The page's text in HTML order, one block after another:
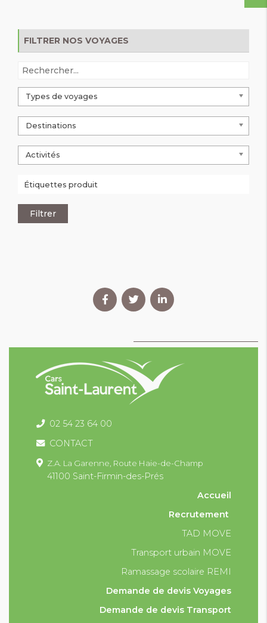
FILTRER NOS VOYAGES
Types de voyages
Destinations
Activités
02 54 23 64 00
CONTACT
Z.A. La Garenne, Route Haie-de-Champ
41100 Saint-Firmin-des-Prés
Accueil
Recrutement
TAD MOVE
Transport urbain MOVE
Ramassage scolaire REMI
Demande de devis Voyages
Demande de devis Transport